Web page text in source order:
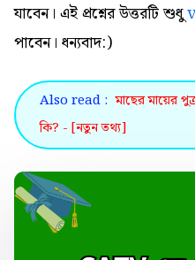
যাবেন। এই প্রশ্নের উত্তরটি শুধু
পাবেন। ধন্যবাদ:)
Also read : মাছের মায়ের
কি? - [নতুন তথ্য]